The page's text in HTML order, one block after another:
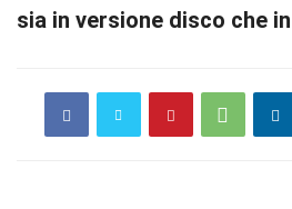
sia in versione disco che